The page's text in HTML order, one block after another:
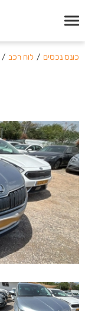
כונס נכסים / לוח רכב /